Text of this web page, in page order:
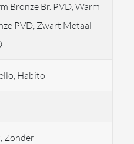
uit met de hand
een mooie afwerking
geniet u van comfort,
die past in zowel
Gessi?
Bronze Br. PVD, Warm
PVD, Zwart Metaal
Habito
Zonder